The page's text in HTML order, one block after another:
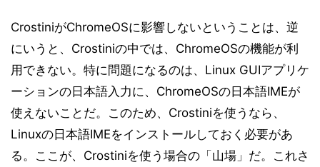
CrostiniがChromeOSに影響しないということは、逆
にいうと、Crostiniの中では、ChromeOSの機能が利
用できない。特に問題になるのは、Linux GUIアプリケ
ーションの日本語入力に、ChromeOSの日本語IMEが
使えないことだ。このため、Crostiniを使うなら、
Linuxの日本語IMEをインストールしておく必要があ
る。ここが、Crostiniを使う場合の「山場」だ。これさ